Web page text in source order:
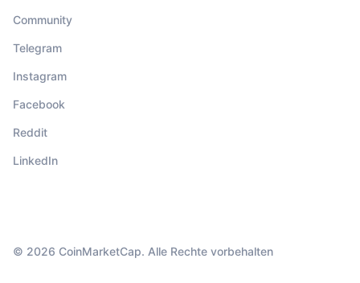
Community
Telegram
Instagram
Facebook
Reddit
LinkedIn
© 2026 CoinMarketCap. Alle Rechte vorbehalten